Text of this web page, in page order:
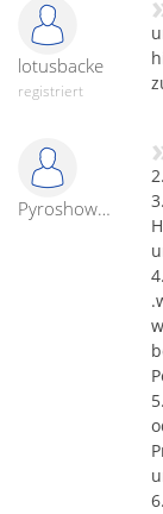
lotusbacke
registriert
Pyroshowmaster